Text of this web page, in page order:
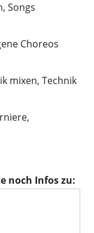
Songs
Choreos
mixen, Technik
noch Infos zu: